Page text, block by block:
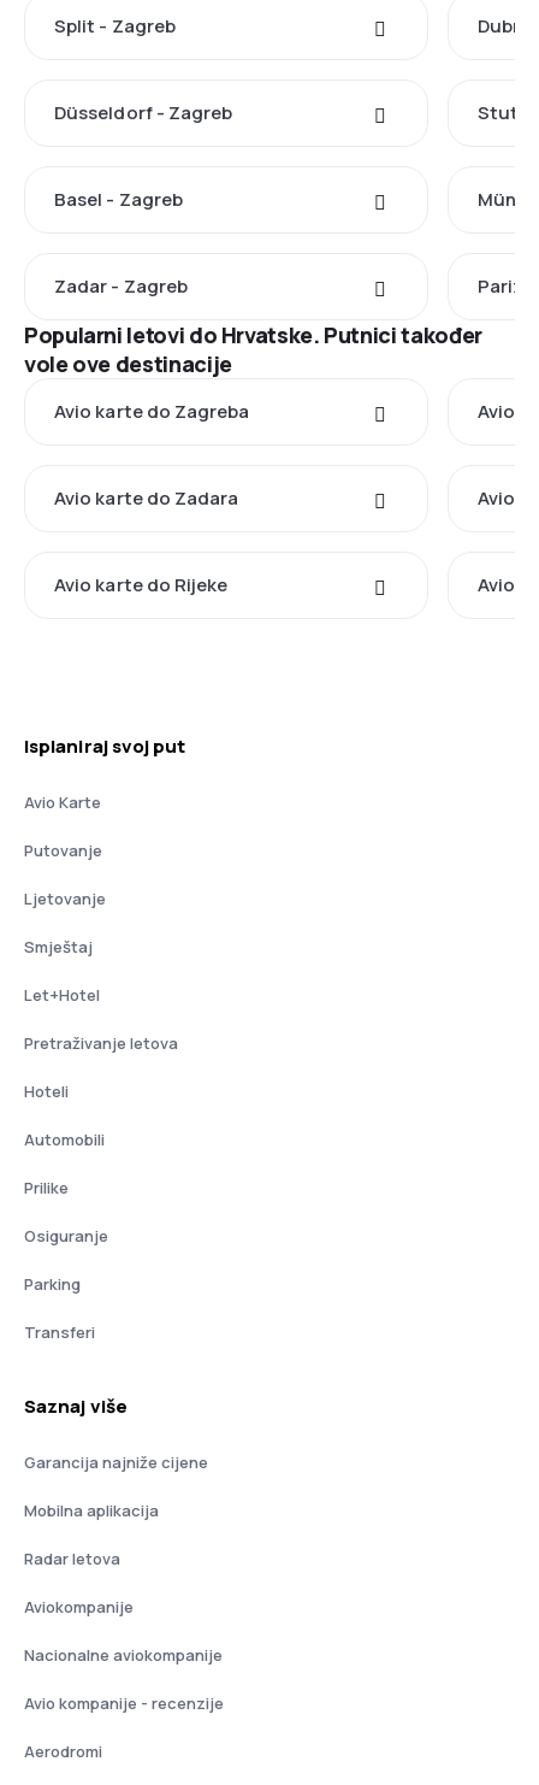
Split - Zagreb
Düsseldorf - Zagreb
Basel - Zagreb
Zadar - Zagreb Pariz
Popularni letovi do Hrvatske. Putnici također
vole ove destinacije
Avio karte do Zagreba Avio
Avio karte do Zadara Avio
Avio karte do Rijeke Avio
Isplaniraj svoj put
Avio Karte
Putovanje
Ljetovanje
Smještaj
Let+Hotel
Pretraživanje letova
Hoteli
Automobili
Prilike
Osiguranje
Parking
Transferi
Saznaj više
Garancija najniže cijene
Mobilna aplikacija
Radar letova
Aviokompanije
Nacionalne aviokompanije
Avio kompanije - recenzije
Aerodromi